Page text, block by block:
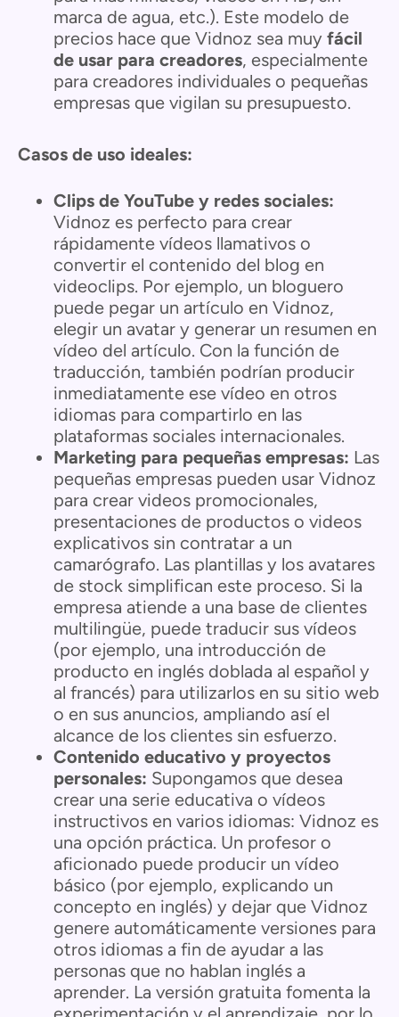
marca de agua, etc.). Este modelo de
precios hace que Vidnoz sea muy fácil
de usar para creadores, especialmente
para creadores individuales o pequeñas
empresas que vigilan su presupuesto.
Casos de uso ideales:
Clips de YouTube y redes sociales:
Vidnoz es perfecto para crear
rápidamente vídeos llamativos o
convertir el contenido del blog en
videoclips. Por ejemplo, un bloguero
puede pegar un artículo en Vidnoz,
elegir un avatar y generar un resumen en
vídeo del artículo. Con la función de
traducción, también podrían producir
inmediatamente ese vídeo en otros
idiomas para compartirlo en las
plataformas sociales internacionales.
Marketing para pequeñas empresas: Las
pequeñas empresas pueden usar Vidnoz
para crear videos promocionales,
presentaciones de productos o videos
explicativos sin contratar a un
camarógrafo. Las plantillas y los avatares
de stock simplifican este proceso. Si la
empresa atiende a una base de clientes
multilingüe, puede traducir sus vídeos
(por ejemplo, una introducción de
producto en inglés doblada al español y
al francés) para utilizarlos en su sitio web
o en sus anuncios, ampliando así el
alcance de los clientes sin esfuerzo.
Contenido educativo y proyectos
personales: Supongamos que desea
crear una serie educativa o vídeos
instructivos en varios idiomas: Vidnoz es
una opción práctica. Un profesor o
aficionado puede producir un vídeo
básico (por ejemplo, explicando un
concepto en inglés) y dejar que Vidnoz
genere automáticamente versiones para
otros idiomas a fin de ayudar a las
personas que no hablan inglés a
aprender. La versión gratuita fomenta la